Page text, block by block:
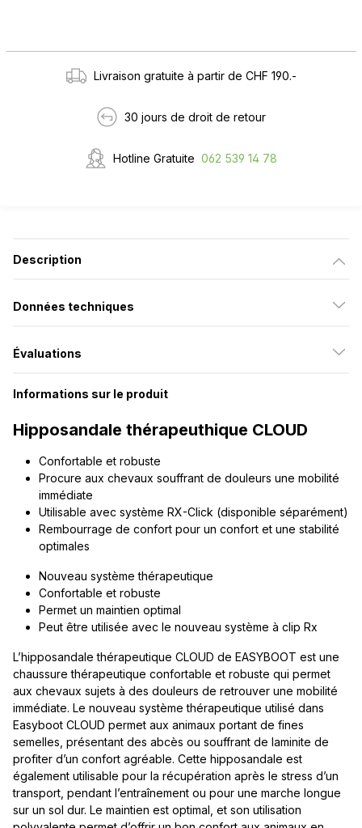
Livraison gratuite à partir de CHF 190.-
30 jours de droit de retour
Hotline Gratuite 062 539 14 78
Description
Données techniques
Évaluations
Informations sur le produit
Hipposandale thérapeuthique CLOUD
Confortable et robuste
Procure aux chevaux souffrant de douleurs une mobilité
immédiate
Utilisable avec système RX-Click (disponible séparément)
Rembourrage de confort pour un confort et une stabilité
optimales
Nouveau système thérapeutique
Confortable et robuste
Permet un maintien optimal
Peut être utilisée avec le nouveau système à clip Rx
L’hipposandale thérapeutique CLOUD de EASYBOOT est une
chaussure thérapeutique confortable et robuste qui permet
aux chevaux sujets à des douleurs de retrouver une mobilité
immédiate. Le nouveau système thérapeutique utilisé dans
Easyboot CLOUD permet aux animaux portant de fines
semelles, présentant des abcès ou souffrant de laminite de
profiter d’un confort agréable. Cette hipposandale est
également utilisable pour la récupération après le stress d’un
transport, pendant l’entraînement ou pour une marche longue
sur un sol dur. Le maintien est optimal, et son utilisation